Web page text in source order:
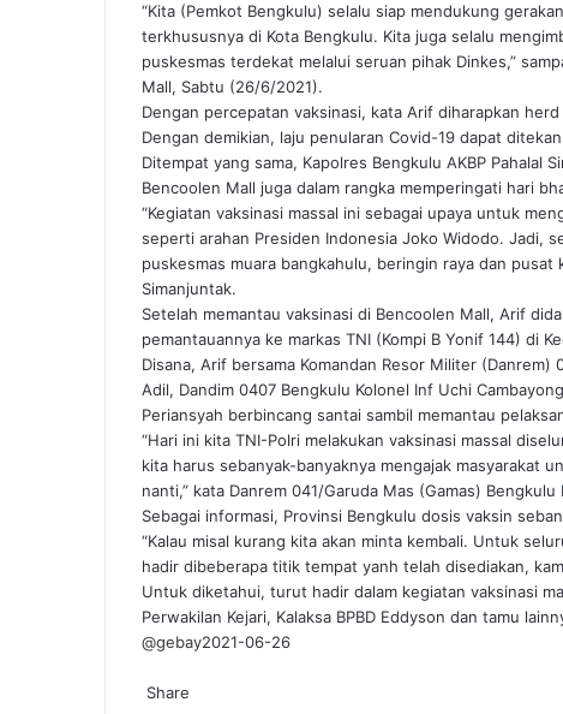
“Kita (Pemkot Bengkulu) selalu siap mendukung
terkhususnya di Kota Bengkulu. Kita juga selalu
puskesmas terdekat melalui seruan pihak Dinkes,”
Mall, Sabtu (26/6/2021).
Dengan percepatan vaksinasi, kata Arif diharapkan
Dengan demikian, laju penularan Covid-19 dapat
Ditempat yang sama, Kapolres Bengkulu AKBP Pahalal
Bencoolen Mall juga dalam rangka memperingati hari
“Kegiatan vaksinasi massal ini sebagai upaya untuk
seperti arahan Presiden Indonesia Joko Widodo. Jadi,
puskesmas muara bangkahulu, beringin raya dan pusat
Simanjuntak.
Setelah memantau vaksinasi di Bencoolen Mall, Arif
pemantauannya ke markas TNI (Kompi B Yonif 144) di
Disana, Arif bersama Komandan Resor Militer
Adil, Dandim 0407 Bengkulu Kolonel Inf Uchi
Periansyah berbincang santai sambil memantau
“Hari ini kita TNI-Polri melakukan vaksinasi massal
kita harus sebanyak-banyaknya mengajak masyarakat
nanti,” kata Danrem 041/Garuda Mas (Gamas) Bengkulu
Sebagai informasi, Provinsi Bengkulu dosis vaksin
“Kalau misal kurang kita akan minta kembali. Untuk
hadir dibeberapa titik tempat yanh telah disediakan,
Untuk diketahui, turut hadir dalam kegiatan vaksinasi
Perwakilan Kejari, Kalaksa BPBD Eddyson dan tamu
@gebay2021-06-26
Share